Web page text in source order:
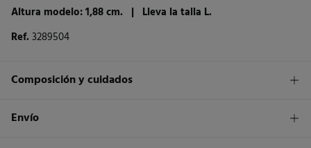
Altura modelo: 1,88 cm. | Lleva la talla L.
Ref.3289504
Composición y cuidados
Composición
Envío